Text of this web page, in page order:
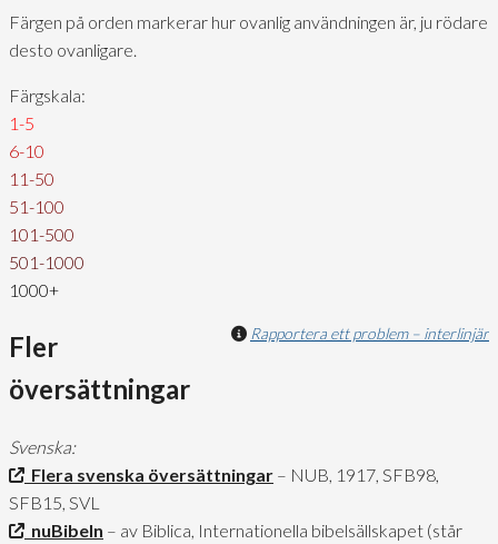
Färgen på orden markerar hur ovanlig användningen är, ju rödare
desto ovanligare.
Färgskala:
1-5
6-10
11-50
51-100
101-500
501-1000
1000+
Rapportera ett problem – interlinjär
Fler
översättningar
Svenska:
Flera svenska översättningar – NUB, 1917, SFB98,
SFB15, SVL
nuBibeln – av Biblica, Internationella bibelsällskapet (står